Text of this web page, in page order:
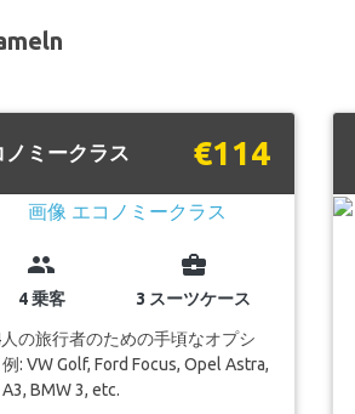
ノミークラス €114
group
4 乗客
business_center
3 スーツケース
の旅行者のための手頃なオプシ
例: VW Golf, Ford Focus, Opel Astra,
BMW 3, etc.